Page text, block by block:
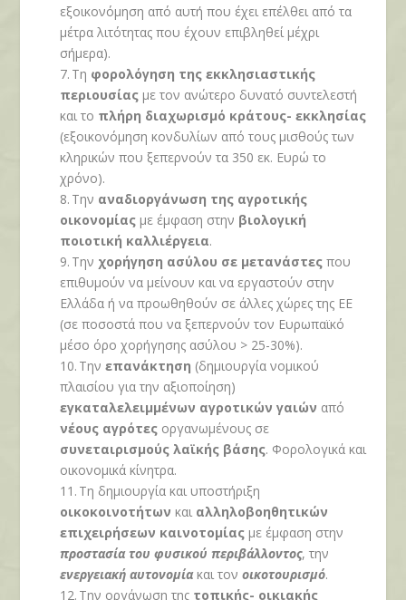
εξοικονόμηση από αυτή που έχει επέλθει από τα
μέτρα λιτότητας που έχουν επιβληθεί μέχρι
σήμερα).
7. Τη φορολόγηση της εκκλησιαστικής
περιουσίας με τον ανώτερο δυνατό συντελεστή
και το πλήρη διαχωρισμό κράτους- εκκλησίας
(εξοικονόμηση κονδυλίων από τους μισθούς των
κληρικών που ξεπερνούν τα 350 εκ. Ευρώ το
χρόνο).
8. Την αναδιοργάνωση της αγροτικής
οικονομίας με έμφαση στην βιολογική
ποιοτική καλλιέργεια.
9. Την χορήγηση ασύλου σε μετανάστες που
επιθυμούν να μείνουν και να εργαστούν στην
Ελλάδα ή να προωθηθούν σε άλλες χώρες της ΕΕ
(σε ποσοστά που να ξεπερνούν τον Ευρωπαϊκό
μέσο όρο χορήγησης ασύλου > 25-30%).
10. Τηνεπανάκτηση (δημιουργία νομικού
πλαισίου για την αξιοποίηση)
εγκαταλελειμμένων αγροτικών γαιών από
νέους αγρότες οργανωμένους σε
συνεταιρισμούς λαϊκής βάσης. Φορολογικά και
οικονομικά κίνητρα.
11. Τη δημιουργία και υποστήριξη
οικοκοινοτήτων και αλληλοβοηθητικών
επιχειρήσεων καινοτομίας με έμφαση στην
προστασία του φυσικού περιβάλλοντος, την
ενεργειακή αυτονομίακαι τονοικοτουρισμό.
12. Την οργάνωση της τοπικής- οικιακής